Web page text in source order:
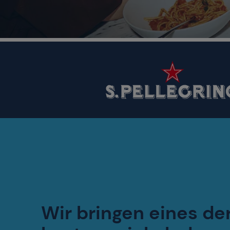
Wir bringen eines